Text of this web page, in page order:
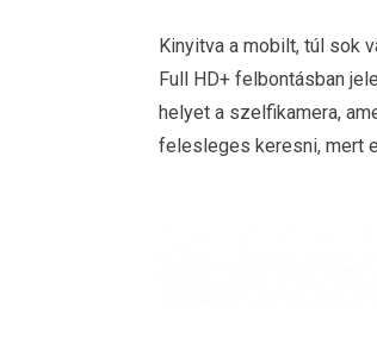
Kinyitva a mobilt, túl sok
Full HD+ felbontásban
helyet a szelfikamera,
felesleges keresni, mert